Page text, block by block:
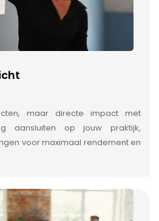
maar directe impact met
aansluiten op jouw praktijk,
voor maximaal rendement en